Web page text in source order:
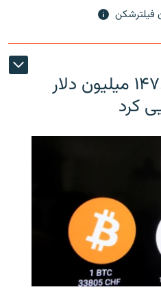
فیلترشکن
رویترز: کره شمالی ۱۴۷.۵ میلیون دلار
کرد